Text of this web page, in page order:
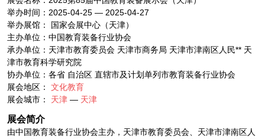
举办时间：2025-04-25 — 2025-04-27
举办展馆： 国家会展中心（天津）
主办单位：中国教育装备行业协会
承办单位：天津市教育委员会 天津市商务局 天津市津南区人民** 天
津市教育科学研究院
协办单位：各省 自治区 直辖市及计划单列市教育装备行业协会
展会地区： 文化教育
展会城市： 天津 — 天津
展会简介
由中国教育装备行业协会主办，天津市教育委员会、天津市津南区人